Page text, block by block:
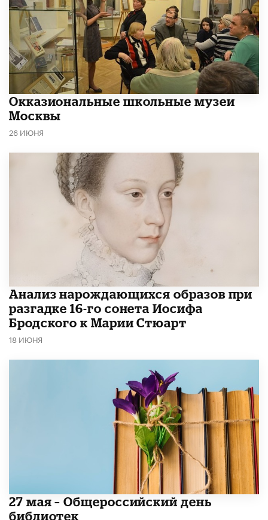
​Окказиональные школьные музеи
Москвы
26 ИЮНЯ
Анализ нарождающихся образов при
разгадке 16-го сонета Иосифа
Бродского к Марии Стюарт
18 ИЮНЯ
​27 мая – Общероссийский день
библиотек